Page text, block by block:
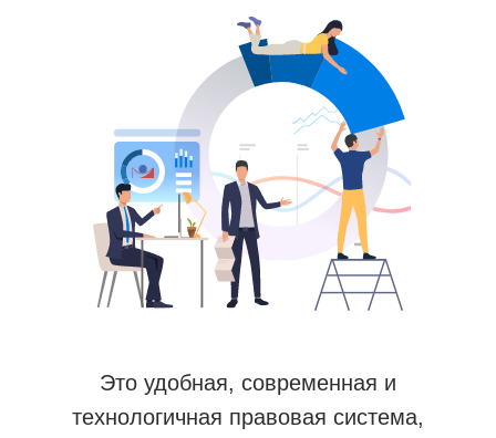
Это удобная, современная и
технологичная правовая система,